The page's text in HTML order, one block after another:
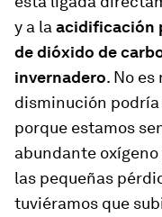
y a la acidificación
de dióxido de
invernadero. No
disminución
porque estamos
abundante
las pequeñas
tuviéramos que